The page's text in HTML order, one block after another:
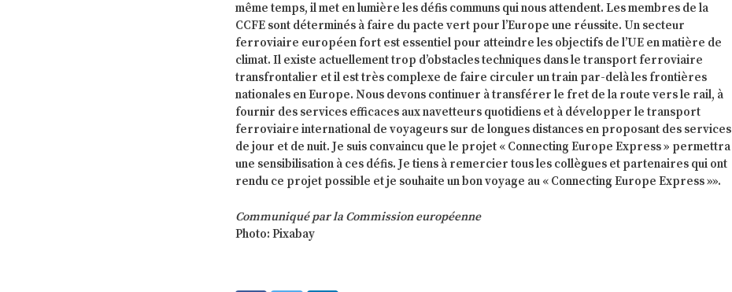
même temps, il met en lumière les défis communs qui nous attendent. Les membres de la
CCFE sont déterminés à faire du pacte vert pour l’Europe une réussite. Un secteur
ferroviaire européen fort est essentiel pour atteindre les objectifs de l’UE en matière de
climat. Il existe actuellement trop d’obstacles techniques dans le transport ferroviaire
transfrontalier et il est très complexe de faire circuler un train par-delà les frontières
nationales en Europe. Nous devons continuer à transférer le fret de la route vers le rail, à
fournir des services efficaces aux navetteurs quotidiens et à développer le transport
ferroviaire international de voyageurs sur de longues distances en proposant des services
de jour et de nuit. Je suis convaincu que le projet « Connecting Europe Express » permettra
une sensibilisation à ces défis. Je tiens à remercier tous les collègues et partenaires qui ont
rendu ce projet possible et je souhaite un bon voyage au « Connecting Europe Express »».
Communiqué par la Commission européenne
Photo: Pixabay